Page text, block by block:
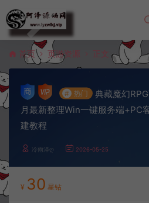
首页 页游资源 正文
# 热门
典藏魔幻
月最新整理Win一键服务端+PC
建教程
冷雨泽ღ 2026-05-25
¥ 30 星钻